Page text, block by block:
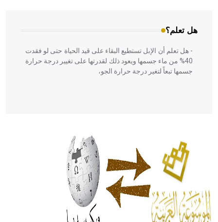
هل تعلم؟
- هل تعلم أن الإبل تستطيع البقاء على قيد الحياة حتى لو فقدت
40% من ماء جسمها ويعود ذلك لقدرتها على تغيير درجة حرارة
جسمها تبعاً لتغير درجة حرارة الجو،
الحكم، الأدلة، تنظيم التغذية، ورسالته في جروح الرأس. ويعود
له الفضل بأنه حرر الطب من الدين والفلسفة.
- هل تعلم أن المرجان إفراز حيواني يتكون في البحر ويتركب
من مادة كربونات الكلسيوم، وهو أحمر أو شديد الحمرة وهو
أجود أنواعه، ويمتاز بكبر الحجم ويسمى الش